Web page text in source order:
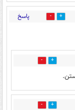
42 پاسخ
1
4